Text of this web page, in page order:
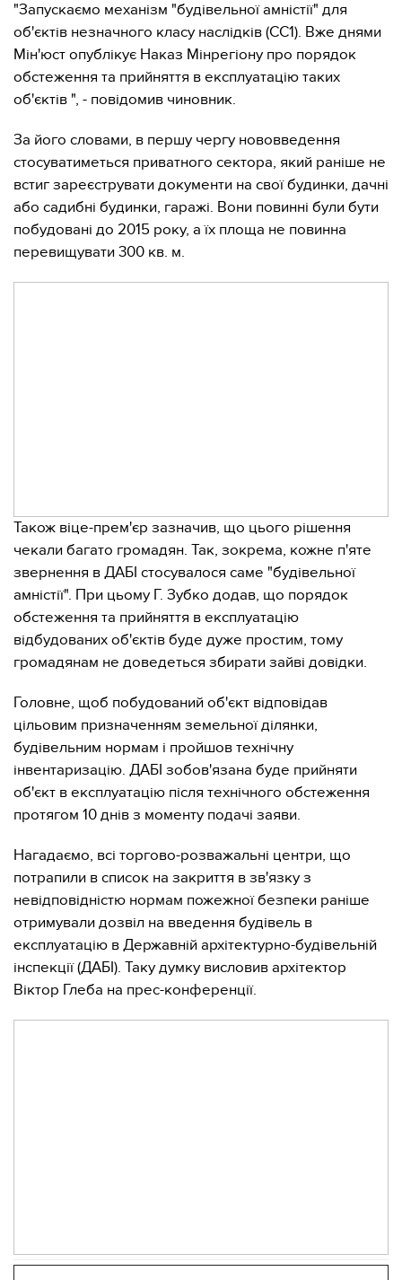
"Запускаємо механізм "будівельної амністії" для
об'єктів незначного класу наслідків (СС1). Вже днями
Мін'юст опублікує Наказ Мінрегіону про порядок
обстеження та прийняття в експлуатацію таких
об'єктів ", - повідомив чиновник.
За його словами, в першу чергу нововведення
стосуватиметься приватного сектора, який раніше не
встиг зареєструвати документи на свої будинки, дачні
або садибні будинки, гаражі. Вони повинні були бути
побудовані до 2015 року, а їх площа не повинна
перевищувати 300 кв. м.
Також віце-прем'єр зазначив, що цього рішення
чекали багато громадян. Так, зокрема, кожне п'яте
звернення в ДАБІ стосувалося саме "будівельної
амністії". При цьому Г. Зубко додав, що порядок
обстеження та прийняття в експлуатацію
відбудованих об'єктів буде дуже простим, тому
громадянам не доведеться збирати зайві довідки.
Головне, щоб побудований об'єкт відповідав
цільовим призначенням земельної ділянки,
будівельним нормам і пройшов технічну
інвентаризацію. ДАБІ зобов'язана буде прийняти
об'єкт в експлуатацію після технічного обстеження
протягом 10 днів з моменту подачі заяви.
Нагадаємо, всі торгово-розважальні центри, що
потрапили в список на закриття в зв'язку з
невідповідністю нормам пожежної безпеки раніше
отримували дозвіл на введення будівель в
експлуатацію в Державній архітектурно-будівельній
інспекції (ДАБІ). Таку думку висловив архітектор
Віктор Глеба на прес-конференції.